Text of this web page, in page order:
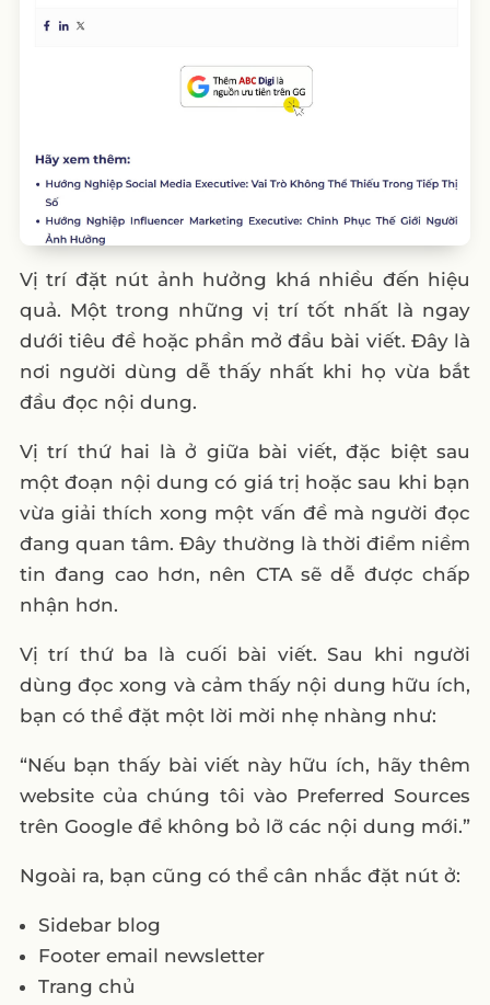
Vị trí đặt nút ảnh hưởng khá nhiều đến hiệu
quả. Một trong những vị trí tốt nhất là ngay
dưới tiêu đề hoặc phần mở đầu bài viết. Đây là
nơi người dùng dễ thấy nhất khi họ vừa bắt
đầu đọc nội dung.
Vị trí thứ hai là ở giữa bài viết, đặc biệt sau
một đoạn nội dung có giá trị hoặc sau khi bạn
vừa giải thích xong một vấn đề mà người đọc
đang quan tâm. Đây thường là thời điểm niềm
tin đang cao hơn, nên CTA sẽ dễ được chấp
nhận hơn.
Vị trí thứ ba là cuối bài viết. Sau khi người
dùng đọc xong và cảm thấy nội dung hữu ích,
bạn có thể đặt một lời mời nhẹ nhàng như:
“Nếu bạn thấy bài viết này hữu ích, hãy thêm
website của chúng tôi vào Preferred Sources
trên Google để không bỏ lỡ các nội dung mới.”
Ngoài ra, bạn cũng có thể cân nhắc đặt nút ở:
Sidebar blog
Footer email newsletter
Trang chủ